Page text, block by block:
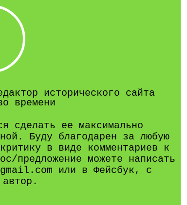
исторического сайта
времени
сделать ее максимально
Буду благодарен за любую
в виде комментариев к
предложение можете написать
или в Фейсбук, с